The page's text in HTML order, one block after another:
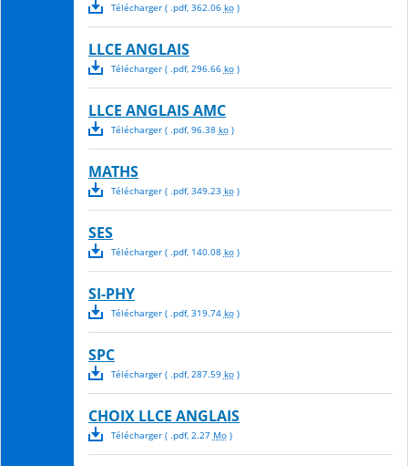
Télécharger( .pdf, 362.06 ko)
LLCE ANGLAIS
Télécharger( .pdf, 296.66 ko)
LLCE ANGLAIS AMC
Télécharger( .pdf, 96.38 ko)
MATHS
Télécharger( .pdf, 349.23 ko)
SES
Télécharger( .pdf, 140.08 ko)
SI-PHY
Télécharger( .pdf, 319.74 ko)
SPC
Télécharger( .pdf, 287.59 ko)
CHOIX LLCE ANGLAIS
Télécharger( .pdf, 2.27 Mo)